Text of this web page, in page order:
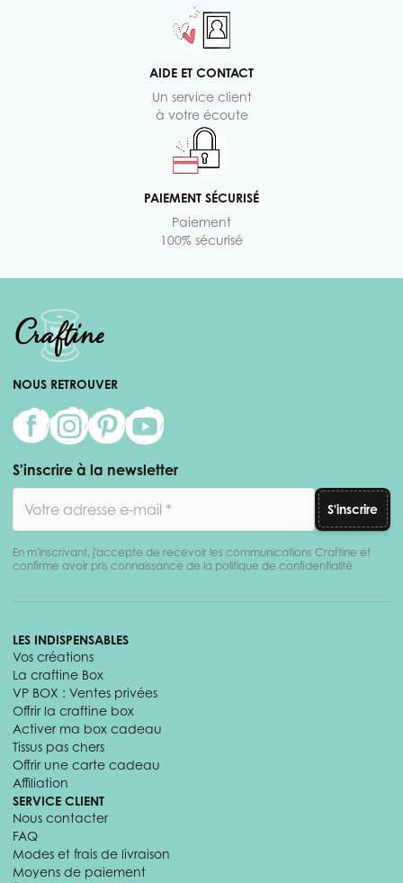
AIDE ET CONTACT
Un service client
à votre écoute
PAIEMENT SÉCURISÉ
Paiement
100% sécurisé
NOUS RETROUVER
S'inscrire à la newsletter
S'inscrire
En m'inscrivant, j'accepte de recevoir les communications Craftine et
confirme avoir pris connaissance de la politique de confidentialité
LES INDISPENSABLES
Vos créations
La craftine Box
VP BOX : Ventes privées
Offrir la craftine box
Activer ma box cadeau
Tissus pas chers
Offrir une carte cadeau
Affiliation
SERVICE CLIENT
Nous contacter
FAQ
Modes et frais de livraison
Moyens de paiement